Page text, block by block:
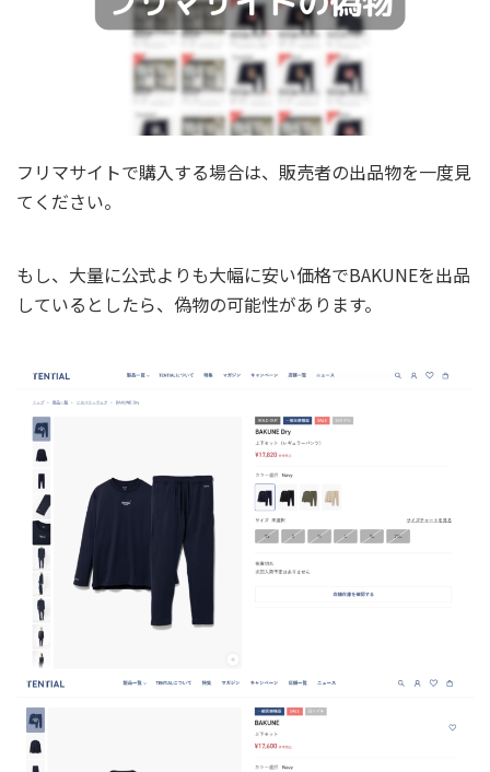
フリマサイトで購入する場合は、販売者の出品物を一度見
てください。
もし、大量に公式よりも大幅に安い価格でBAKUNEを出品
しているとしたら、偽物の可能性があります。